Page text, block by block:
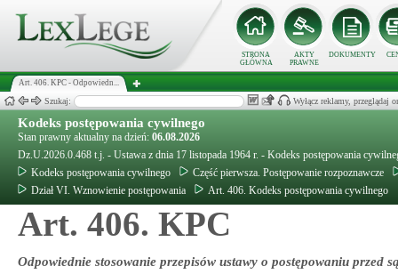
STRONA
GŁÓWNA
AKTY
PRAWNE
DOKUMENTY
Art. 406. KPC - Odpowiedn...
Szukaj: Wyłącz reklamy, przeglądaj
Kodeks postępowania cywilnego
Stan prawny aktualny na dzień: 06.08.2026
Dz.U.2026.0.468 t.j. - Ustawa z dnia 17 listopada 1964 r. - Kodeks postępowania
Kodeks postępowania cywilnego
Część pierwsza. Postępowanie rozpoznawcze
Dział VI. Wznowienie postępowania
Art. 406. Kodeks postępowania cywilnego
Art. 406. KPC
Odpowiednie stosowanie przepisów ustawy o postępowaniu przed